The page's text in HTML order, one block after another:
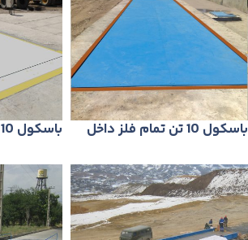
باسكول 10 تن تمام فلز داخل